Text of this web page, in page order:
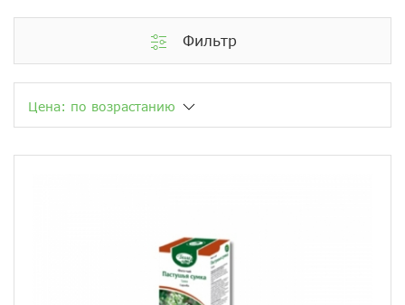
Фильтр
Цена: по возрастанию